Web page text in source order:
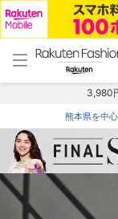
menu home
トップ
3,980
熊本県を中